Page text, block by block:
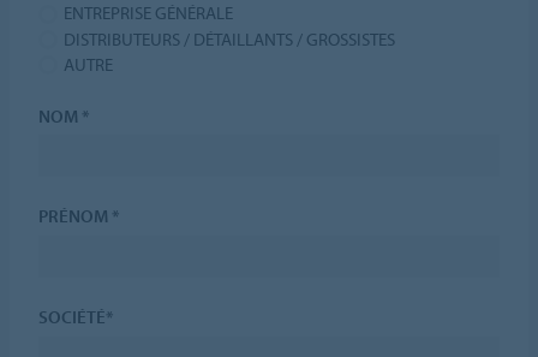
ENTREPRISE GÉNÉRALE
DISTRIBUTEURS / DÉTAILLANTS / GROSSISTES
AUTRE
NOM *
PRÉNOM *
SOCIÉTÉ*